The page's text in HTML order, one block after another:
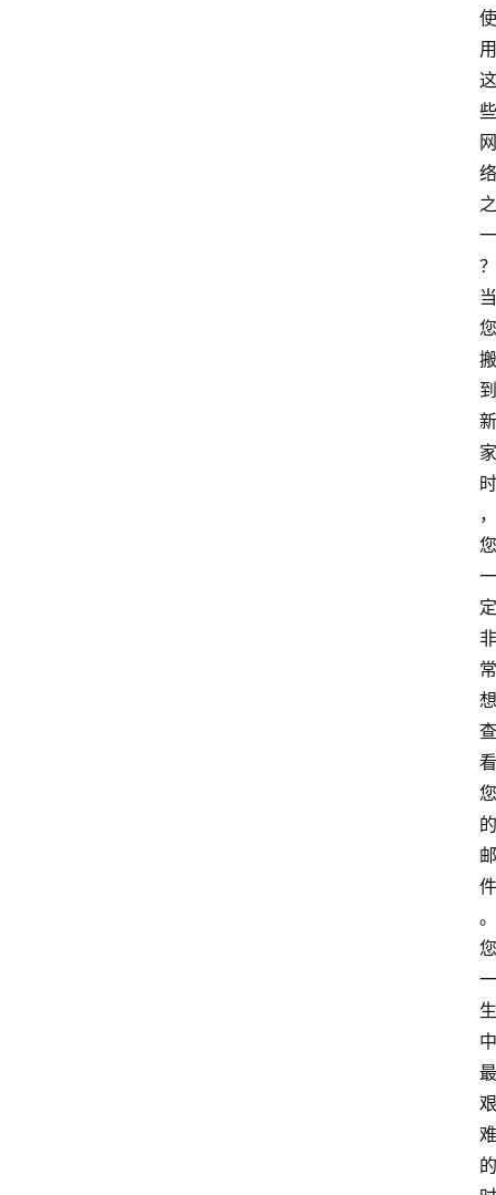
使
用
这
些
网
络
之
一
？
当
您
搬
到
新
家
时
，
您
一
定
非
常
想
查
看
您
的
邮
件
。
您
一
生
中
最
艰
难
的